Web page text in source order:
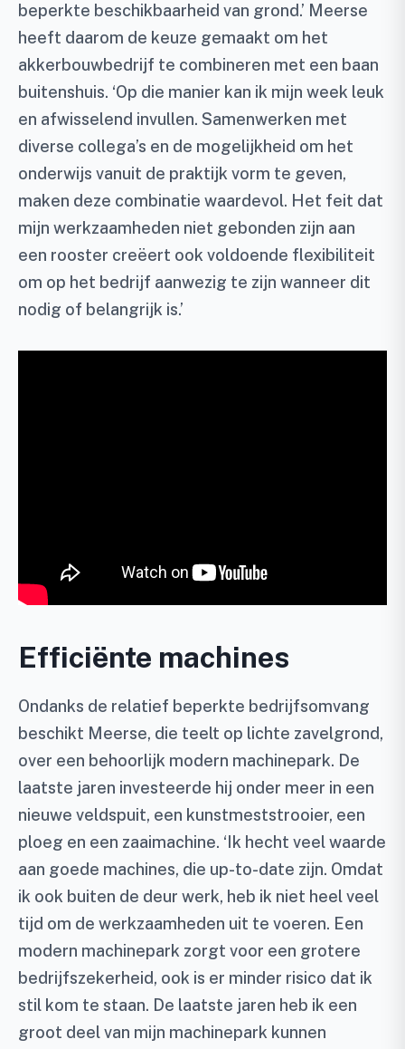
beperkte beschikbaarheid van grond.’ Meerse
heeft daarom de keuze gemaakt om het
akkerbouwbedrijf te combineren met een baan
buitenshuis. ‘Op die manier kan ik mijn week leuk
en afwisselend invullen. Samenwerken met
diverse collega’s en de mogelijkheid om het
onderwijs vanuit de praktijk vorm te geven,
maken deze combinatie waardevol. Het feit dat
mijn werkzaamheden niet gebonden zijn aan
een rooster creëert ook voldoende flexibiliteit
om op het bedrijf aanwezig te zijn wanneer dit
nodig of belangrijk is.’
Efficiënte machines
Ondanks de relatief beperkte bedrijfsomvang
beschikt Meerse, die teelt op lichte zavelgrond,
over een behoorlijk modern machinepark. De
laatste jaren investeerde hij onder meer in een
nieuwe veldspuit, een kunstmeststrooier, een
ploeg en een zaaimachine. ‘Ik hecht veel waarde
aan goede machines, die up-to-date zijn. Omdat
ik ook buiten de deur werk, heb ik niet heel veel
tijd om de werkzaamheden uit te voeren. Een
modern machinepark zorgt voor een grotere
bedrijfszekerheid, ook is er minder risico dat ik
stil kom te staan. De laatste jaren heb ik een
groot deel van mijn machinepark kunnen